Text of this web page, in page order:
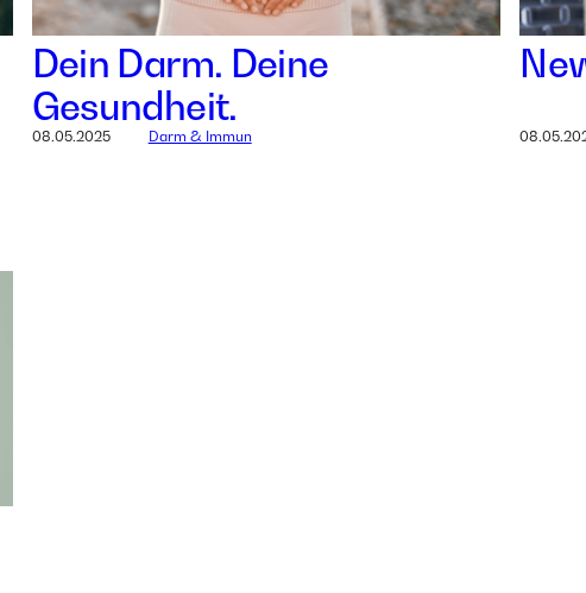
08.05.2025
Dein Darm. Deine
Gesundheit.
Darm & Immun